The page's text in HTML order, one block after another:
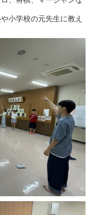
小学校の元先生に教え